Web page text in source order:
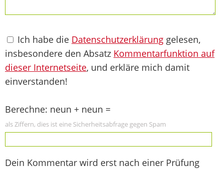
Ich habe die Datenschutzerklärung gelesen,
insbesondere den Absatz Kommentarfunktion auf
dieser Internetseite, und erkläre mich damit
einverstanden!
Berechne: neun + neun =
als Ziffern, dies ist eine Sicherheitsabfrage gegen Spam
Dein Kommentar wird erst nach einer Prüfung